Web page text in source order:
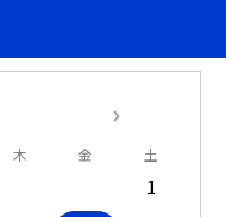
木 金 土
1